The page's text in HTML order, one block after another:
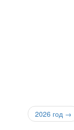
2026 год →